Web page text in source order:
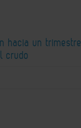
hacia un trimestre
crudo